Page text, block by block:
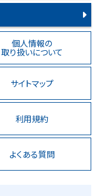
個人情報の
取り扱いについて
サイトマップ
利用規約
よくある質問